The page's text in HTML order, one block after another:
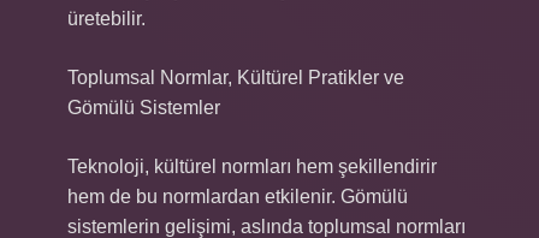
üretebilir.
Toplumsal Normlar, Kültürel Pratikler ve
Gömülü Sistemler
Teknoloji, kültürel normları hem şekillendirir
hem de bu normlardan etkilenir. Gömülü
sistemlerin gelişimi, aslında toplumsal normları